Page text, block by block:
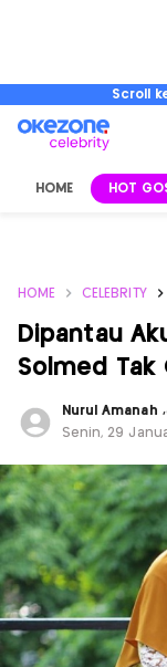
Scroll
HOME HOT
HOME CELEBRITY
Dipantau
Solmed Tak
Nurul Amanah ,
Senin, 29